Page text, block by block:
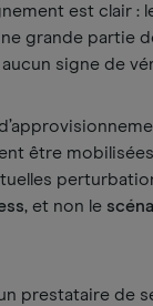
est clair
grande partie
signe de
être
, et non le
prestataire de